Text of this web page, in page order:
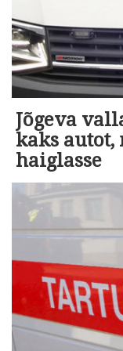
Jõgeva
kaks
haiglasse